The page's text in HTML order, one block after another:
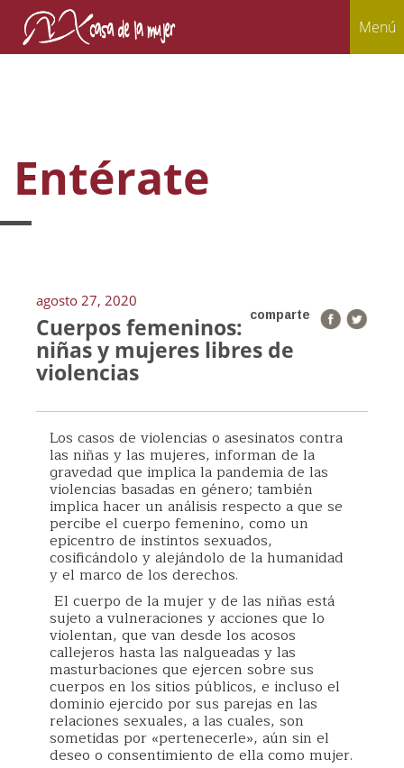
Menú
Entérate
agosto 27, 2020
comparte
Cuerpos femeninos:
niñas y mujeres libres de
violencias
Los casos de violencias o asesinatos contra
las niñas y las mujeres, informan de la
gravedad que implica la pandemia de las
violencias basadas en género; también
implica hacer un análisis respecto a que se
percibe el cuerpo femenino, como un
epicentro de instintos sexuados,
cosificándolo y alejándolo de la humanidad
y el marco de los derechos.
El cuerpo de la mujer y de las niñas está
sujeto a vulneraciones y acciones que lo
violentan, que van desde los acosos
callejeros hasta las nalgueadas y las
masturbaciones que ejercen sobre sus
cuerpos en los sitios públicos, e incluso el
dominio ejercido por sus parejas en las
relaciones sexuales, a las cuales, son
sometidas por «pertenecerle», aún sin el
deseo o consentimiento de ella como mujer.